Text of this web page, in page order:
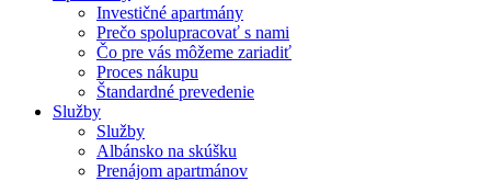
Investičné apartmány
Prečo spolupracovať s nami
Čo pre vás môžeme zariadiť
Proces nákupu
Štandardné prevedenie
Služby
Služby
Albánsko na skúšku
Prenájom apartmánov